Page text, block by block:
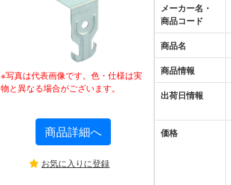
※写真は代表画像です。色・仕様は実
物と異なる場合がございます。
商品詳細へ
お気に入りに登録
メーカー名・
商品コード
商品名
商品情報
出荷日情報
価格